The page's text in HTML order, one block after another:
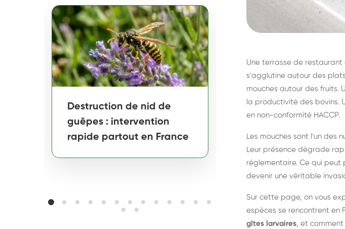
Destruction de nid de
guêpes : intervention
rapide partout en France
Destruction de nid
rapide partout en
Une terrasse de
s'agglutine autour des
mouches autour des fruits.
la productivité des bovins.
en non-conformité HACCP.
Les mouches sont l'un des
Leur présence dégrade
réglementaire. Ce qui peut
devenir une véritable
Sur cette page, on vous
espèces se rencontrent en
gîtes larvaires, et